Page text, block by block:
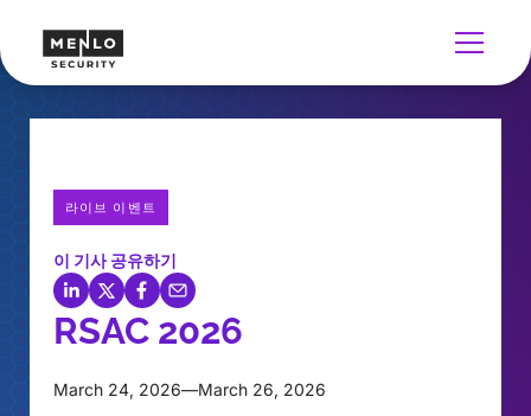
라이브 이벤트
이 기사 공유하기
RSAC 2026
March 24, 2026—March 26, 2026